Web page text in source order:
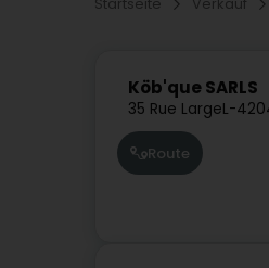
Köb'que SARLS
35 Rue LargeL-
Route